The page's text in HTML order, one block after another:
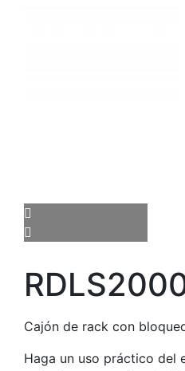
Cajón de rack con
Haga un uso práctico del